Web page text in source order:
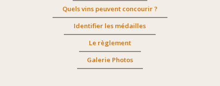
Quels vins peuvent concourir ?
Identifier les médailles
Le règlement
Galerie Photos